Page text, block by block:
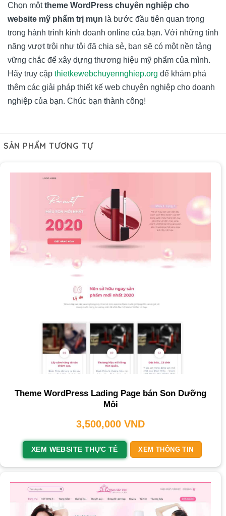
Chọn mộttheme WordPress chuyên nghiệp cho
website mỹ phẩm trị mụn là bước đầu tiên quan trọng
trong hành trình kinh doanh online của bạn. Với những tính
năng vượt trội như tôi đã chia sẻ, bạn sẽ có một nền tảng
vững chắc để xây dựng thương hiệu mỹ phẩm của mình.
Hãy truy cập thietkewebchuyennghiep.org để khám phá
thêm các giải pháp thiết kế web chuyên nghiệp cho doanh
nghiệp của bạn. Chúc bạn thành công!
SẢN PHẨM TƯƠNG TỰ
Theme WordPress Lading Page bán Son Dưỡng
Môi
3,500,000 VND
XEM WEBSITE THỰC TẾ XEM THÔNG TIN